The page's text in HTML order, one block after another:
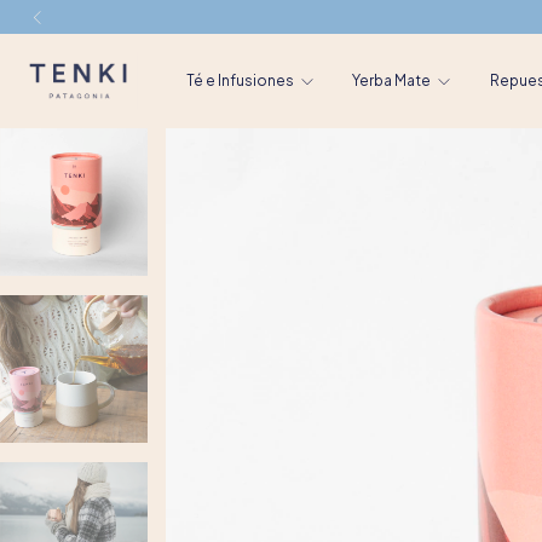
Té e Infusiones Yerba Mate